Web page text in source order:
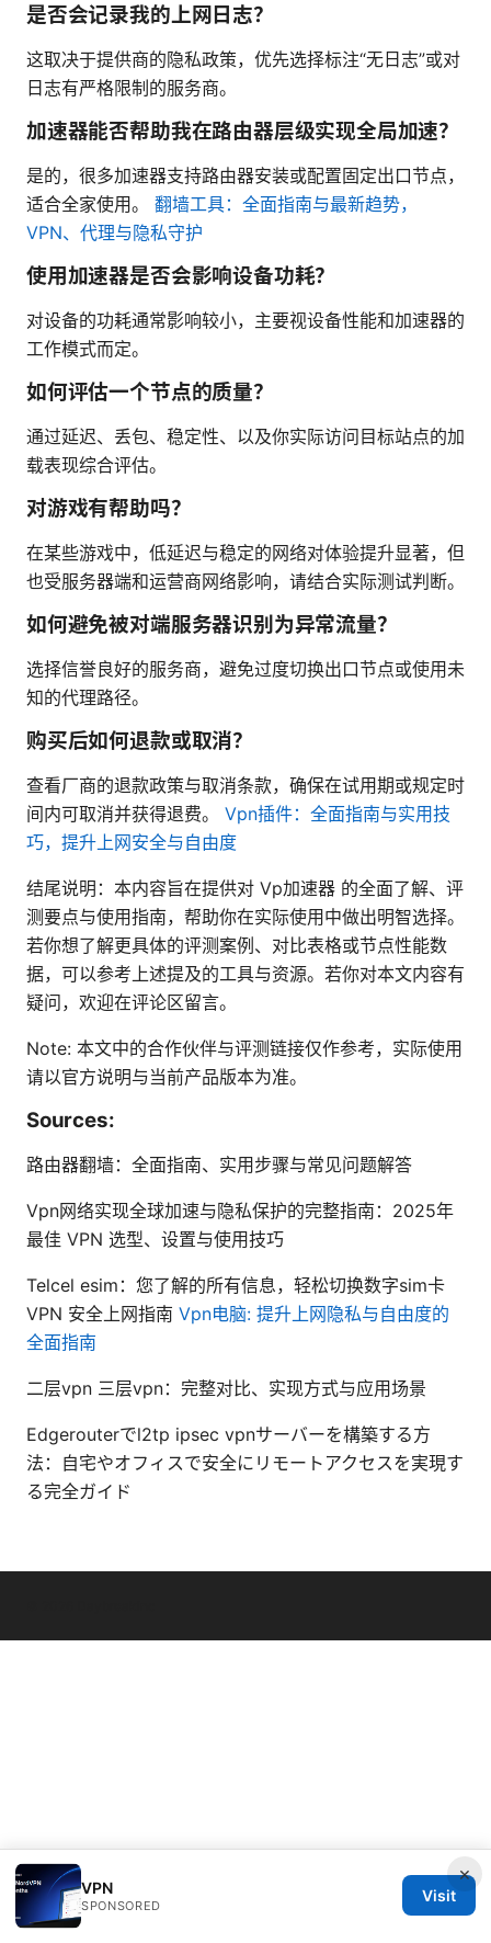
是否会记录我的上网日志？
这取决于提供商的隐私政策，优先选择标注“无日志”或对
日志有严格限制的服务商。
加速器能否帮助我在路由器层级实现全局加速？
是的，很多加速器支持路由器安装或配置固定出口节点，
适合全家使用。 翻墙工具：全面指南与最新趋势，
VPN、代理与隐私守护
使用加速器是否会影响设备功耗？
对设备的功耗通常影响较小，主要视设备性能和加速器的
工作模式而定。
如何评估一个节点的质量？
通过延迟、丢包、稳定性、以及你实际访问目标站点的加
载表现综合评估。
对游戏有帮助吗？
在某些游戏中，低延迟与稳定的网络对体验提升显著，但
也受服务器端和运营商网络影响，请结合实际测试判断。
如何避免被对端服务器识别为异常流量？
选择信誉良好的服务商，避免过度切换出口节点或使用未
知的代理路径。
购买后如何退款或取消？
查看厂商的退款政策与取消条款，确保在试用期或规定时
间内可取消并获得退费。 Vpn插件：全面指南与实用技
巧，提升上网安全与自由度
结尾说明：本内容旨在提供对 Vp加速器 的全面了解、评
测要点与使用指南，帮助你在实际使用中做出明智选择。
若你想了解更具体的评测案例、对比表格或节点性能数
据，可以参考上述提及的工具与资源。若你对本文内容有
疑问，欢迎在评论区留言。
Note: 本文中的合作伙伴与评测链接仅作参考，实际使用
请以官方说明与当前产品版本为准。
Sources:
路由器翻墙：全面指南、实用步骤与常见问题解答
Vpn网络实现全球加速与隐私保护的完整指南：2025年
最佳 VPN 选型、设置与使用技巧
Telcel esim：您了解的所有信息，轻松切换数字sim卡
VPN 安全上网指南 Vpn电脑: 提升上网隐私与自由度的
全面指南
二层vpn 三层vpn：完整对比、实现方式与应用场景
Edgerouterでl2tp ipsec vpnサーバーを構築する方
法：自宅やオフィスで安全にリモートアクセスを実現す
る完全ガイド
×
VPN
SPONSORED
Visit